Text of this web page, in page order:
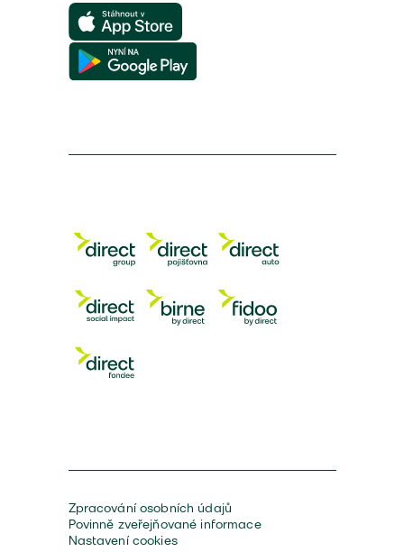
Zpracování osobních údajů
Povinně zveřejňované informace
Nastavení cookies